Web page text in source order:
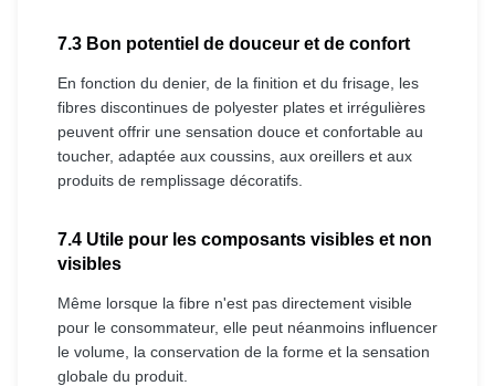
7.3 Bon potentiel de douceur et de confort
En fonction du denier, de la finition et du frisage, les
fibres discontinues de polyester plates et irrégulières
peuvent offrir une sensation douce et confortable au
toucher, adaptée aux coussins, aux oreillers et aux
produits de remplissage décoratifs.
7.4 Utile pour les composants visibles et non
visibles
Même lorsque la fibre n'est pas directement visible
pour le consommateur, elle peut néanmoins influencer
le volume, la conservation de la forme et la sensation
globale du produit.